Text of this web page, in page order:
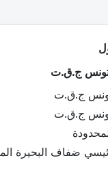
تونس ج.ق.ت
تونس ج.ق.ت
تونس ج.ق.ت
ضفاف البحيرة